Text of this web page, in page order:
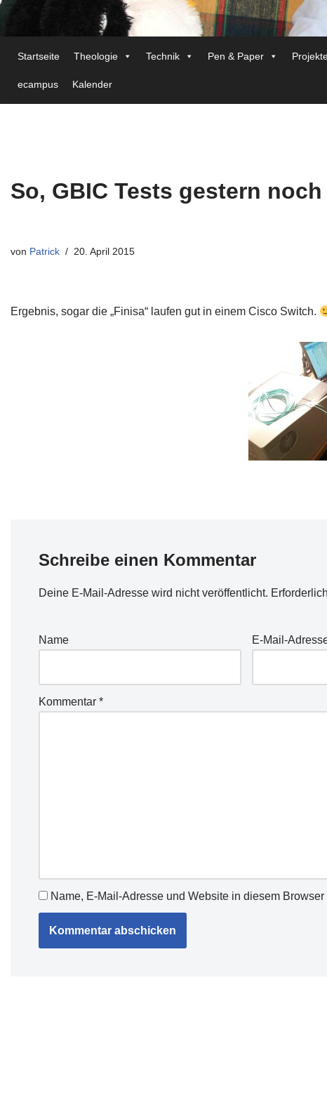
Startseite Theologie Technik Pen & Paper
ecampus Kalender
So, GBIC Tests gestern
von Patrick 20. April 2015
Ergebnis, sogar die „Finisa“ laufen gut in einem Cisco Switch.
Schreibe einen Kommentar
Deine E-Mail-Adresse wird nicht veröffentlicht.
Name E-Mail-
Kommentar *
Name, E-Mail-Adresse und Website in diesem